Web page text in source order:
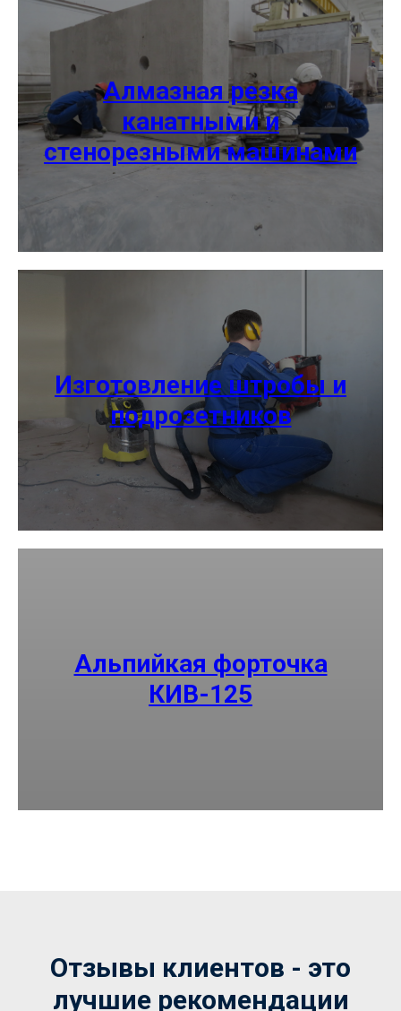
Алмазная резка
канатными и
стенорезными машинами
Изготовление штробы и
подрозетников
Альпийкая форточка
КИВ-125
Отзывы клиентов - это
лучшие рекомендации